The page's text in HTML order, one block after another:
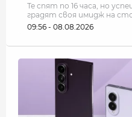
Те спят по 16 часа, но
градят своя имидж на
09:56 - 08.08.2026